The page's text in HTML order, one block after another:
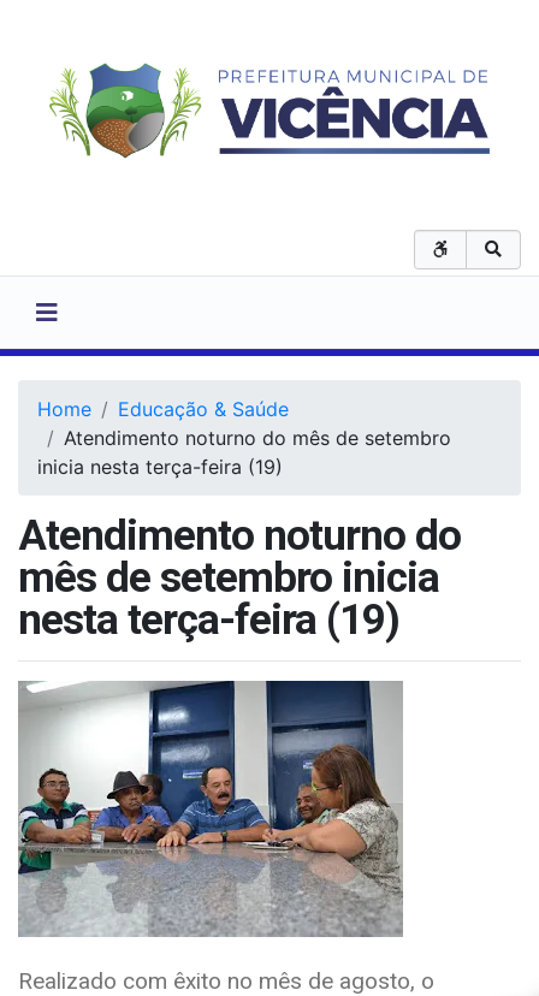
Home
Educação & Saúde
Atendimento noturno do mês de setembro
inicia nesta terça-feira (19)
Atendimento noturno do
mês de setembro inicia
nesta terça-feira (19)
Realizado com êxito no mês de agosto, o